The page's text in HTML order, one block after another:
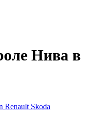
Нива в
Renault Skoda